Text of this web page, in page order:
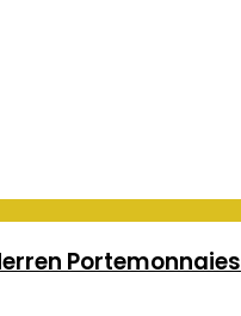
Portemonnaies